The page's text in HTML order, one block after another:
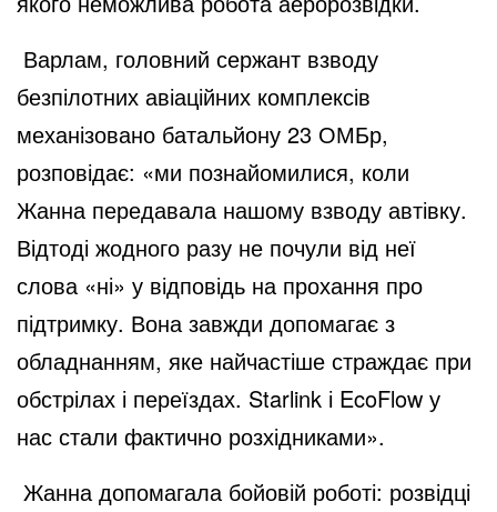
Варлам, головний сержант взводу
безпілотних авіаційних комплексів
механізовано батальйону 23 ОМБр,
розповідає: «ми познайомилися, коли
Жанна передавала нашому взводу автівку.
Відтоді жодного разу не почули від неї
слова «ні» у відповідь на прохання про
підтримку. Вона завжди допомагає з
обладнанням, яке найчастіше страждає при
обстрілах і переїздах. Starlink і EcoFlow у
нас стали фактично розхідниками».
Жанна допомагала бойовій роботі: розвідці